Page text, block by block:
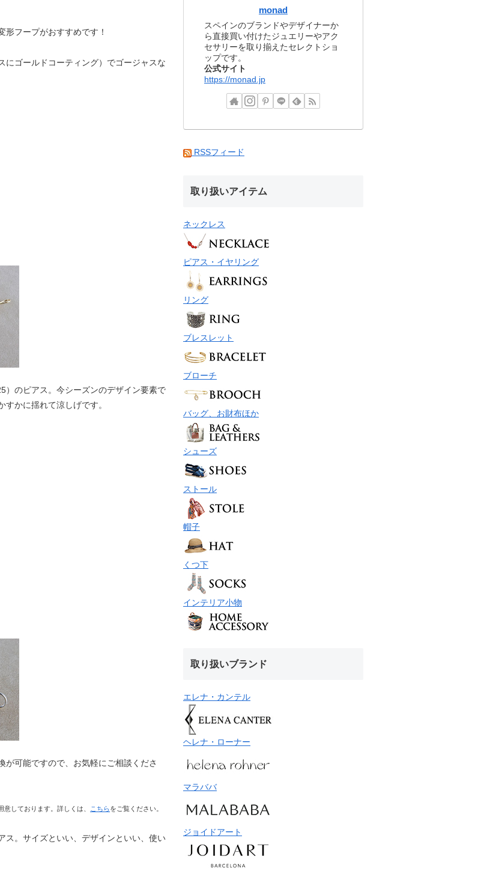
形フープがおすすめです！
にゴールドコーティング）でゴージャスな
）のピアス。今シーズンのデザイン要素で
かに揺れて涼しげです。
が可能ですので、お気軽にご相談くださ
しております。詳しくは、 こちらをご覧ください。
ス。サイズといい、デザインといい、使い
monad
スペインのブランドやデザイナーか
ら直接買い付けたジュエリーやアク
セサリーを取り揃えたセレクトショ
ップです。
公式サイト
https://monad.jp
RSSフィード
取り扱いアイテム
ネックレス
ピアス・イヤリング
リング
ブレスレット
ブローチ
バッグ、お財布ほか
シューズ
ストール
帽子
くつ下
インテリア小物
取り扱いブランド
エレナ・カンテル
ヘレナ・ローナー
マラババ
ジョイドアート